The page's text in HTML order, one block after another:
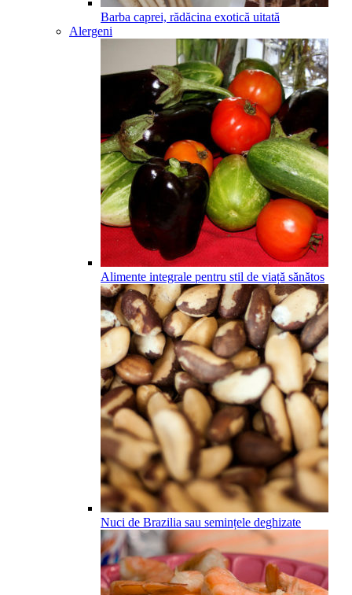
Barba caprei, rădăcina exotică uitată
Alergeni
Alimente integrale pentru stil de viață sănătos
Nuci de Brazilia sau semințele deghizate